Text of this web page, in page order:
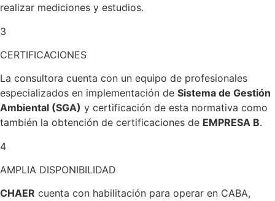
realizar mediciones y estudios.
3
CERTIFICACIONES
La consultora cuenta con un equipo de profesionales
especializados en implementación de Sistema de Gestión
Ambiental (SGA) y certificación de esta normativa como
también la obtención de certificaciones de EMPRESA B.
4
AMPLIA DISPONIBILIDAD
CHAER cuenta con habilitación para operar en CABA,